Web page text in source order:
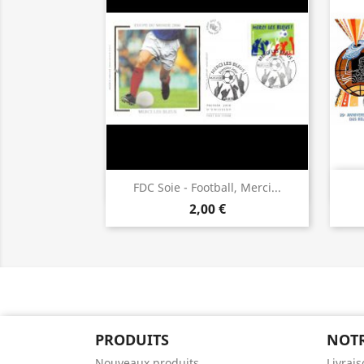
FDC Soie - Football, Merci...
2,00 €
Aperçu rapide
PRODUITS